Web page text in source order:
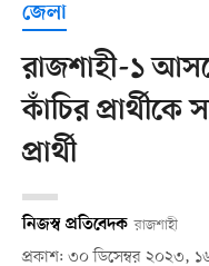
জেলা
রাজশাহী-১
কাঁচির
প্রার্থী
নিজস্ব প্রতিবেদক রাজশাহী
প্রকাশ: ৩০ ডিসেম্বর ২০২৩,